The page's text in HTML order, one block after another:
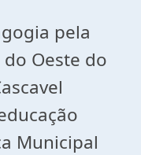
pela
Oeste do
Municipal